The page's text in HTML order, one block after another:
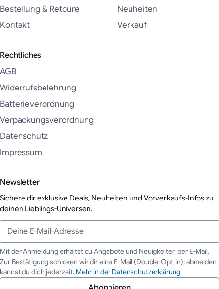
Bestellung & Retoure
Kontakt
Neuheiten
Verkauf
Rechtliches
AGB
Widerrufsbelehrung
Batterieverordnung
Verpackungsverordnung
Datenschutz
Impressum
Newsletter
Sichere dir exklusive Deals, Neuheiten und Vorverkaufs-Infos zu
deinen Lieblings-Universen.
Deine E-Mail-Adresse
Mit der Anmeldung erhältst du Angebote und Neuigkeiten per E-Mail.
Zur Bestätigung schicken wir dir eine E-Mail (Double-Opt-in); abmelden
kannst du dich jederzeit. Mehr in der Datenschutzerklärung